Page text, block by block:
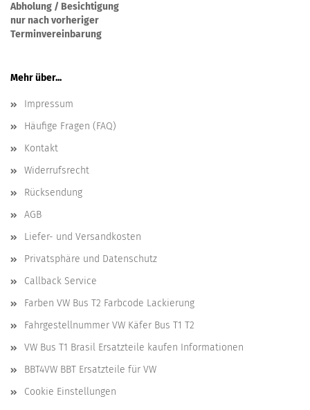
Abholung / Besichtigung
nur nach vorheriger
Terminvereinbarung
Mehr über...
Impressum
Häufige Fragen (FAQ)
Kontakt
Widerrufsrecht
Rücksendung
AGB
Liefer- und Versandkosten
Privatsphäre und Datenschutz
Callback Service
Farben VW Bus T2 Farbcode Lackierung
Fahrgestellnummer VW Käfer Bus T1 T2
VW Bus T1 Brasil Ersatzteile kaufen Informationen
BBT4VW BBT Ersatzteile für VW
Cookie Einstellungen